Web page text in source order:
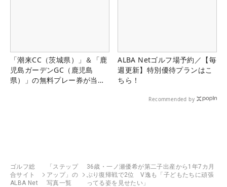
「潮来CC（茨城県）」＆「鹿
児島ガーデンGC（鹿児島
県）」の無料プレー券が当た
ALBA Netゴルフ場予約／【毎
週更新】特別優待プランはこ
ちら！
Recommended by
ゴルフ総
合サイト
ALBA Net
「ステップ
アップ」の
写真一覧
36歳・一ノ瀬優希が第二子出産から1年7カ月
ぶり復帰戦で2位 V逸も「子どもたちに頑張
ってる姿を見せたい」